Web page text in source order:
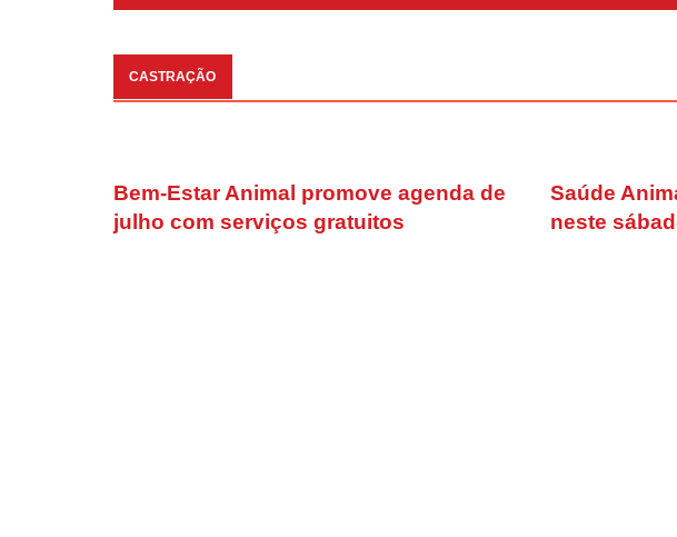
CASTRAÇÃO
Bem-Estar Animal promove agenda de
julho com serviços gratuitos
Saúde
neste